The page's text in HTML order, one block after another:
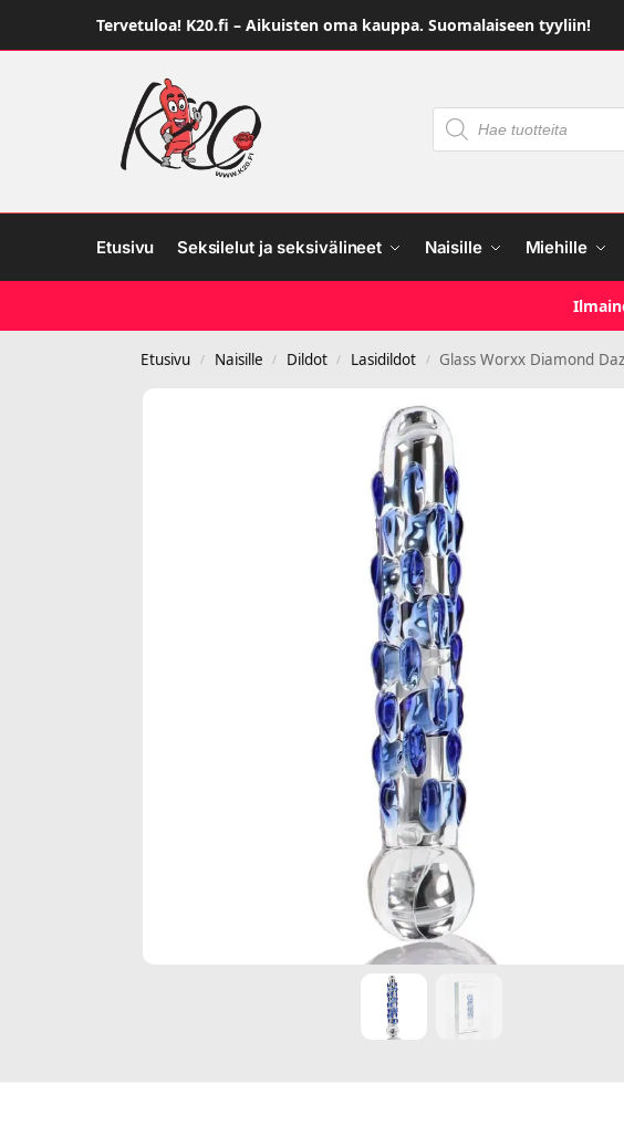
Tervetuloa! K20.fi – Aikuisten oma kauppa. Suomalaiseen tyyliin!
Etusivu Seksilelut ja seksivälineet Naisille Miehille
Etusivu / Naisille / Dildot / Lasidildot / Glass Worxx Diamond